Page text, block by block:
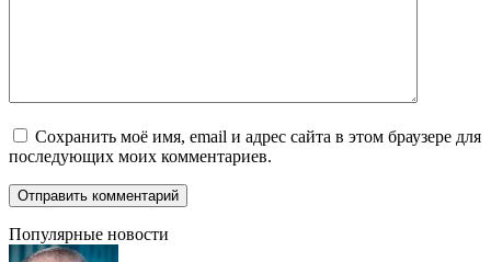
Сохранить моё имя, email и адрес сайта в этом браузере для
последующих моих комментариев.
Популярные новости